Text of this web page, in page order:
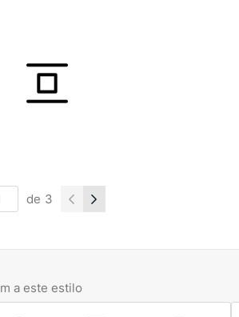
de 3
a este estilo